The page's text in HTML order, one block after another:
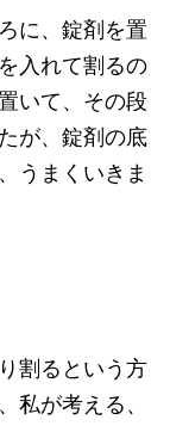
に、錠剤を置
入れて割るの
いて、その段
が、錠剤の底
うまくいきま
割るという方
私が考える、